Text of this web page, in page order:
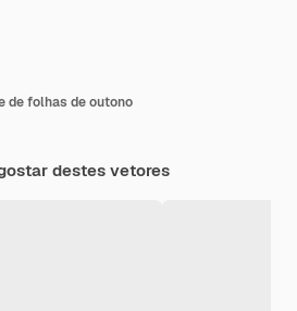
de folhas de outono
destes vetores